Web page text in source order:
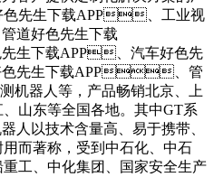
好色先生下载APP、工业视
道好色先生下载
下载APP、汽车好色先
先生下载APP、管
器人等，产品畅销北京、上
江、山东等全国各地。其中GT系
以技术含量高、易于携带、
而著称，受到中石化、中石
工、中化集团、国家安全生产